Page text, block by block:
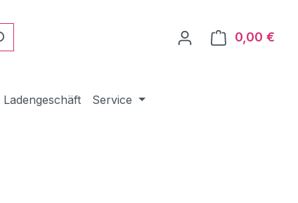
0,00 €
Ladengeschäft Service